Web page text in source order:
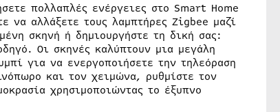
πολλαπλές ενέργειες στο Smart Home
να αλλάξετε τους λαμπτήρες Zigbee μαζί
σκηνή ή δημιουργήστε τη δική σας:
Οι σκηνές καλύπτουν μια μεγάλη
για να ενεργοποιήσετε την τηλεόραση
και τον χειμώνα, ρυθμίστε τον
χρησιμοποιώντας το έξυπνο